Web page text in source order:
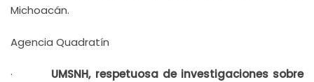
Michoacán.
Agencia Quadratín
· UMSNH, respetuosa de investigaciones sobre